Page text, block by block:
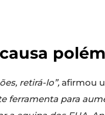
retirá-lo”, afirmou
ferramenta para